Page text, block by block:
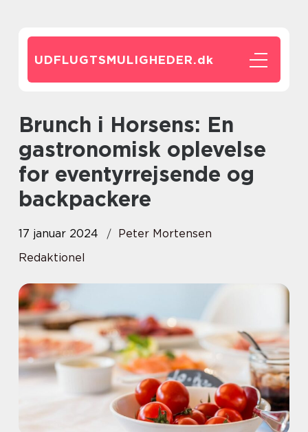
UDFLUGTSMULIGHEDER.dk
Brunch i Horsens: En
gastronomisk oplevelse
for eventyrrejsende og
backpackere
17 januar 2024
Peter Mortensen
Redaktionel